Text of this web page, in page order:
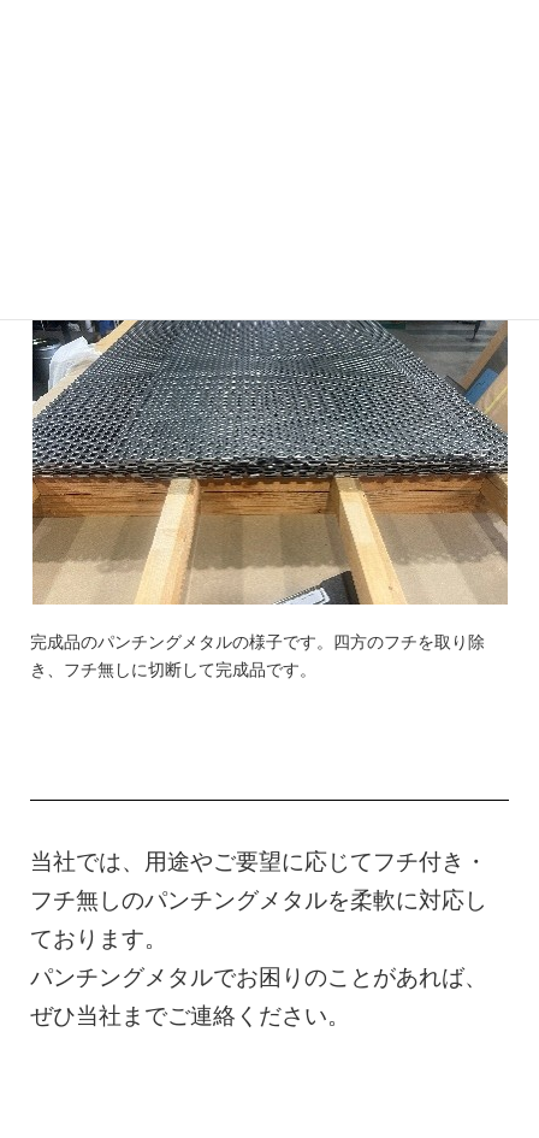
完成品のパンチングメタルの様子です。四方のフチを取り除
き、フチ無しに切断して完成品です。
当社では、用途やご要望に応じてフチ付き・
フチ無しのパンチングメタルを柔軟に対応し
ております。
パンチングメタルでお困りのことがあれば、
ぜひ当社までご連絡ください。